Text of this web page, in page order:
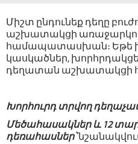
Միշտ ընդունեք դեղը
աշխատակցի
համապատասխան։ Եթե ի
կասկածներ,
դեղատան աշխատակցի
Խորհուրդ տրվող
Մեծահասակներ և 12
դեռահասներ՝ նշանակվում